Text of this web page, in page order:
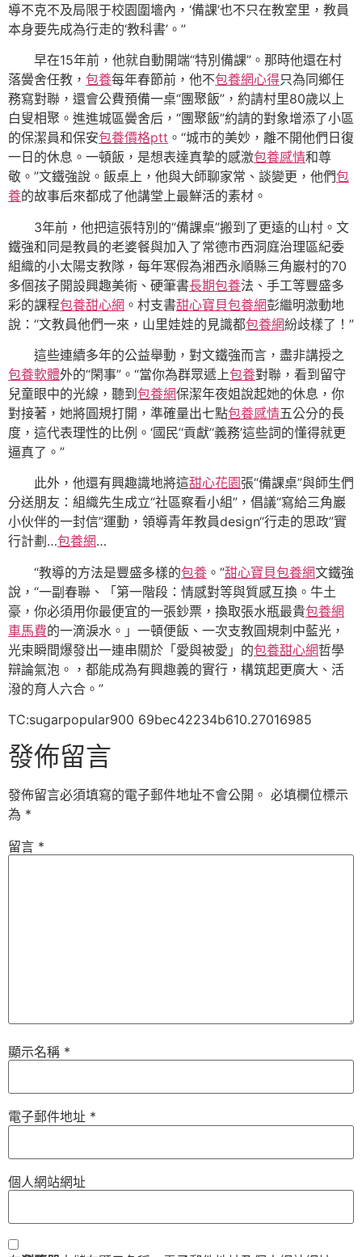
導不克不及局限于校園圍墻內，‘備課’也不只在教室里，教員
本身要先成為行走的‘教科書’。”
早在15年前，他就自動開端“特別備課”。那時他還在村
落黌舍任教， 包養每年春節前，他不包養網心得只為同鄉任
務寫對聯，還會公費預備一桌“團聚飯”，約請村里80歲以上
白叟相聚。進進城區黌舍后，“團聚飯”約請的對象增添了小區
的保潔員和保安包養價格ptt 。“城市的美妙，離不開他們日復
一日的休息。一頓飯，是想表達真摯的感激包養感情和尊
敬。”文鐵強說。飯桌上，他與大師聊家常、談變更，他們包
養的故事后來都成了他講堂上最鮮活的素材。
3年前，他把這張特別的“備課桌”搬到了更遠的山村。文
鐵強和同是教員的老婆餐與加入了常德市西洞庭治理區紀委
組織的小太陽支教隊，每年寒假為湘西永順縣三角巖村的70
多個孩子開設興趣美術、硬筆書長期包養法、手工等豐盛多
彩的課程包養甜心網 。村支書甜心寶貝包養網彭繼明激動地
說：“文教員他們一來，山里娃娃的見識都包養網紛歧樣了！”
這些連續多年的公益舉動，對文鐵強而言，盡非講授之
包養軟體外的“閑事”。“當你為群眾遞上包養對聯，看到留守
兒童眼中的光線，聽到包養網保潔年夜姐說起她的休息，你
對接著，她將圓規打開，準確量出七點包養感情五公分的長
度，這代表理性的比例。‘國民’‘貢獻’‘義務’這些詞的懂得就更
逼真了。”
此外，他還有興趣識地將這甜心花園張“備課桌”與師生們
分送朋友：組織先生成立“社區察看小組”，倡議“寫給三角巖
小伙伴的一封信”運動，領導青年教員design“行走的思政”實
行計劃…包養網…
“教導的方法是豐盛多樣的包養 。”甜心寶貝包養網文鐵強
說，“一副春聯、「第一階段：情感對等與質感互換。牛土
豪，你必須用你最便宜的一張鈔票，換取張水瓶最貴包養網
車馬費的一滴淚水。」一頓便飯、一次支教圓規刺中藍光，
光束瞬間爆發出一連串關於「愛與被愛」的包養甜心網哲學
辯論氣泡。，都能成為有興趣義的實行，構筑起更廣大、活
潑的育人六合。”
TC:sugarpopular900 69bec42234b610.27016985
發佈留言
發佈留言必須填寫的電子郵件地址不會公開。 必填欄位標示
為 *
留言 *
顯示名稱 *
電子郵件地址 *
個人網站網址